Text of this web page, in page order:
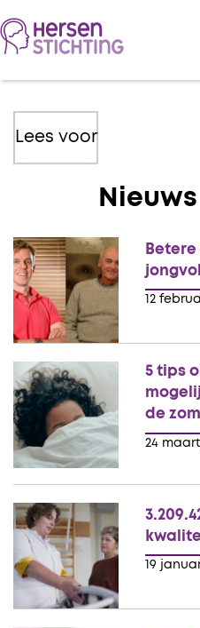
Lees voor
Nieuws
12
24
5 tips
de
19